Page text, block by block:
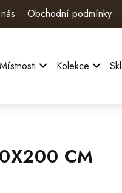
Obchodní podmínky
Místnosti Kolekce
CM